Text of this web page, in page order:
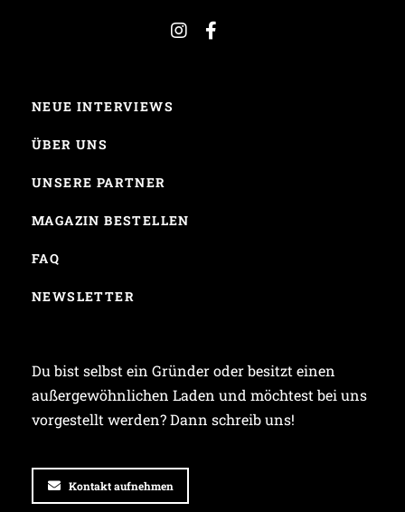
NEUE INTERVIEWS
ÜBER UNS
UNSERE PARTNER
MAGAZIN BESTELLEN
FAQ
NEWSLETTER
Du bist selbst ein Gründer oder besitzt einen
außergewöhnlichen Laden und möchtest bei uns
vorgestellt werden? Dann schreib uns!
Kontakt aufnehmen